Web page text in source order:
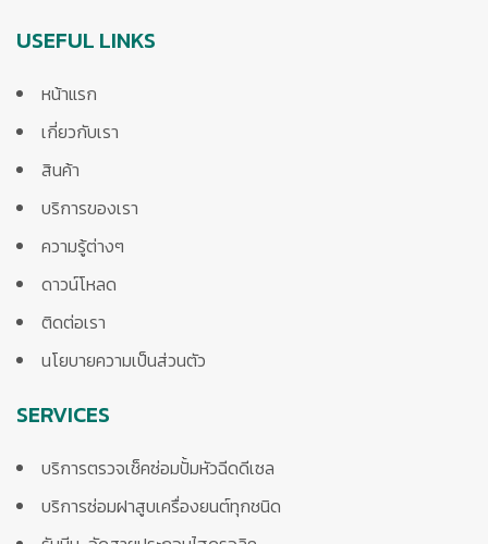
USEFUL LINKS
หน้าแรก
เกี่ยวกับเรา
สินค้า
บริการของเรา
ความรู้ต่างๆ
ดาวน์โหลด
ติดต่อเรา
นโยบายความเป็นส่วนตัว
SERVICES
บริการตรวจเช็คซ่อมปั้มหัวฉีดดีเซล
บริการซ่อมฝาสูบเครื่องยนต์ทุกชนิด